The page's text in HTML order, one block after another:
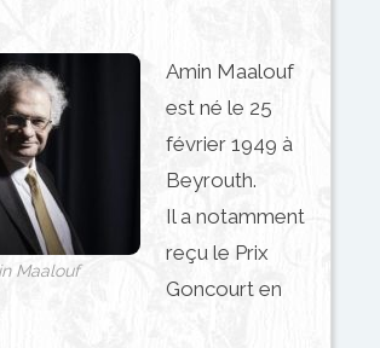
Maalouf
Amin Maalouf
est né le 25
février 1949 à
Beyrouth.
Il a notamment
reçu le Prix
Goncourt en